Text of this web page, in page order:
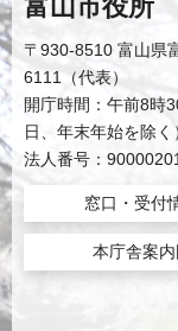
富山市役所
〒930-8510 富山県
6111（代表）
開庁時間：午前8時
日、年末年始を除く
法人番号：
窓口・受付
本庁舎案内